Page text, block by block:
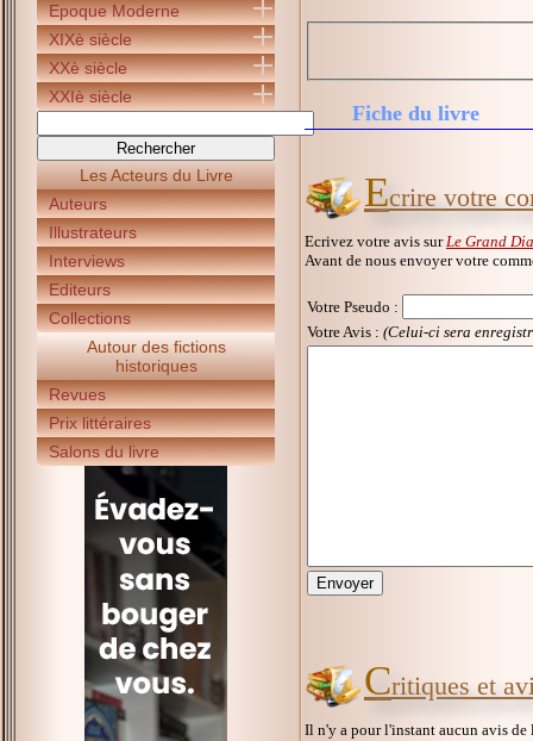
Epoque Moderne
XIXè siècle
XXè siècle
XXIè siècle
Les Acteurs du Livre
Auteurs
Illustrateurs
Interviews
Editeurs
Collections
Autour des fictions
historiques
Revues
Prix littéraires
Salons du livre
Fiche du livre
Ecrire votre
Ecrivez votre avis sur Le Grand
Avant de nous envoyer votre
Votre Pseudo :
Votre Avis : (Celui-ci sera
Critiques et
Il n'y a pour l'instant aucun avis